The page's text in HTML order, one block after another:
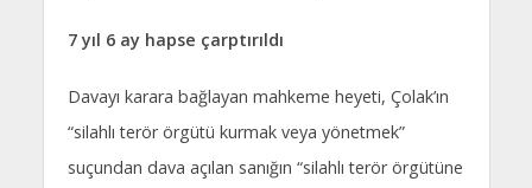
7 yıl 6 ay hapse çarptırıldı
Davayı karara bağlayan mahkeme heyeti, Çolak’ın
“silahlı terör örgütü kurmak veya yönetmek”
suçundan dava açılan sanığın “silahlı terör örgütüne